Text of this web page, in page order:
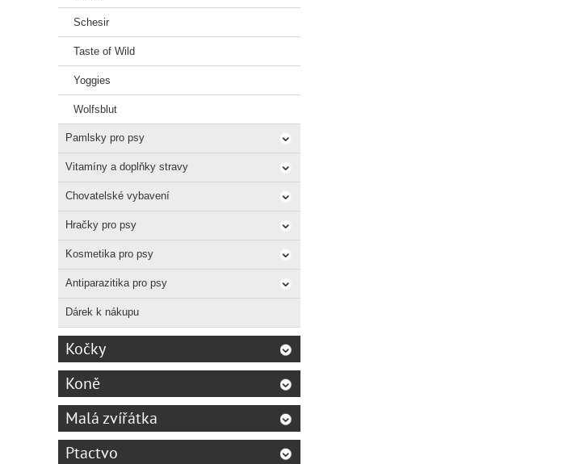
Schesir
Taste of Wild
Yoggies
Wolfsblut
Pamlsky pro psy
Vitamíny a doplňky stravy
Chovatelské vybavení
Hračky pro psy
Kosmetika pro psy
Antiparazitika pro psy
Dárek k nákupu
Kočky
Koně
Malá zvířátka
Ptactvo